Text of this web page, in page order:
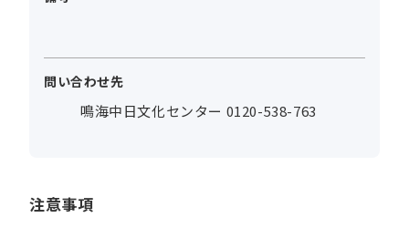
問い合わせ先
鳴海中日文化センター 0120-538-763
注意事項